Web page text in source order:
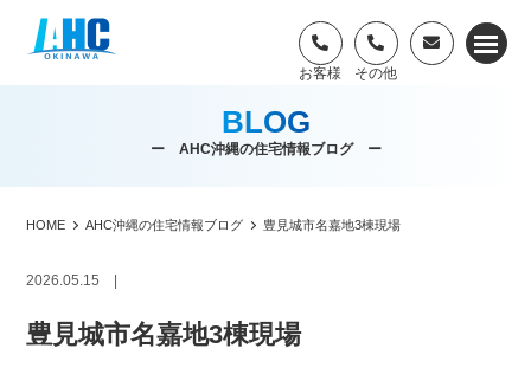
BLOG
ー AHC沖縄の住宅情報ブログ ー
HOME AHC沖縄の住宅情報ブログ 豊見城市名嘉地3棟現場
2026.05.15 |
豊見城市名嘉地3棟現場